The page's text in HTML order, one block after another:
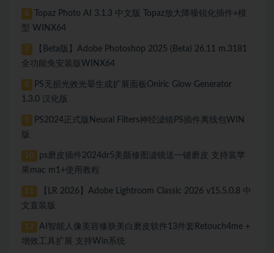
6
Topaz Photo AI 3.1.3 中文版 Topaz放大降噪锐化插件+模
型 WINX64
7
【Beta版】Adobe Photoshop 2025 (Beta) 26.11 m.3181
全功能免安装版WINX64
8
PS无损光效光晕生成扩展面板Oniric Glow Generator
1.3.0 汉化版
9
PS2024正式版Neural Filters神经滤镜PS插件离线包WIN
版
10
ps磨皮插件2024dr5美颜修图滤镜送一键磨皮 支持装苹
果mac m1+使用教程
11
【LR 2026】Adobe Lightroom Classic 2026 v15.5.0.8 中
文直装版
12
AI智能人像美容修肤美白磨皮软件13件套Retouch4me +
增效工具扩展 支持Win系统